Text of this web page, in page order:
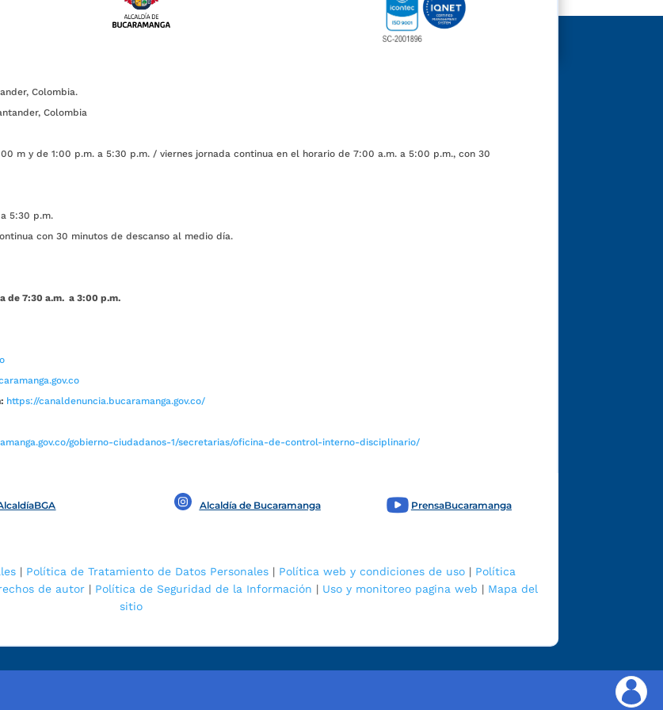
Colombia.
Colombia
m y de 1:00 p.m. a 5:30 p.m. / viernes jornada continua en el horario de 7:00 a.m. a 5:00 p.m., con 30
5:30 p.m.
con 30 minutos de descanso al medio día.
de 7:30 a.m. a 3:00 p.m.
https://canaldenuncia.bucaramanga.gov.co/
gobierno-ciudadanos-1/secretarias/oficina-de-control-interno-disciplinario/
Alcaldía de Bucaramanga PrensaBucaramanga
| Política de Tratamiento de Datos Personales | Política web y condiciones de uso | Política
de autor | Política de Seguridad de la Información | Uso y monitoreo pagina web | Mapa del
sitio